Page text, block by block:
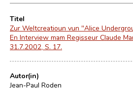
Titel
Zur Weltcreatioun vun "Alice
En Interview mam Regisseur Claude
31.7.2002, S. 17.
Autor(in)
Jean-Paul Roden